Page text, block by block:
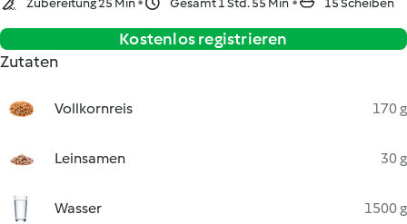
Zubereitung 25 Min Gesamt 1 Std. 55 Min 15 Scheiben
Kostenlos registrieren
Zutaten
Vollkornreis 170 g
Leinsamen 30 g
Wasser 1500 g